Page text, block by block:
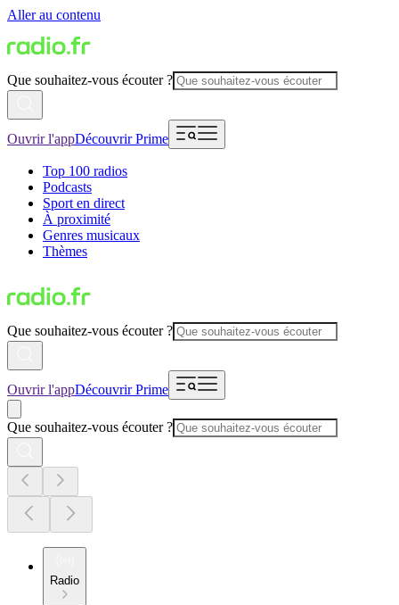
Aller au contenu
Que souhaitez-vous écouter ?
Ouvrir l'appDécouvrir Prime
Top 100 radios
Podcasts
Sport en direct
À proximité
Genres musicaux
Thèmes
Que souhaitez-vous écouter ?
Ouvrir l'appDécouvrir Prime
Que souhaitez-vous écouter ?
Radio